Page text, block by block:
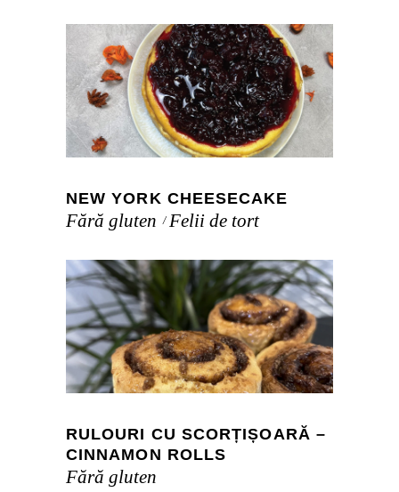
NEW YORK CHEESECAKE
Fără gluten Felii de tort
RULOURI CU SCORȚIȘOARĂ –
CINNAMON ROLLS
Fără gluten